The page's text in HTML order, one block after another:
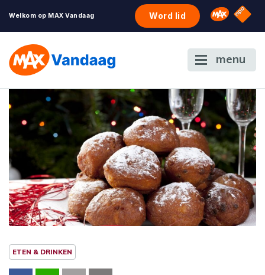
Welkom op MAX Vandaag Word lid Omroep
NPO
menu
ETEN & DRINKEN